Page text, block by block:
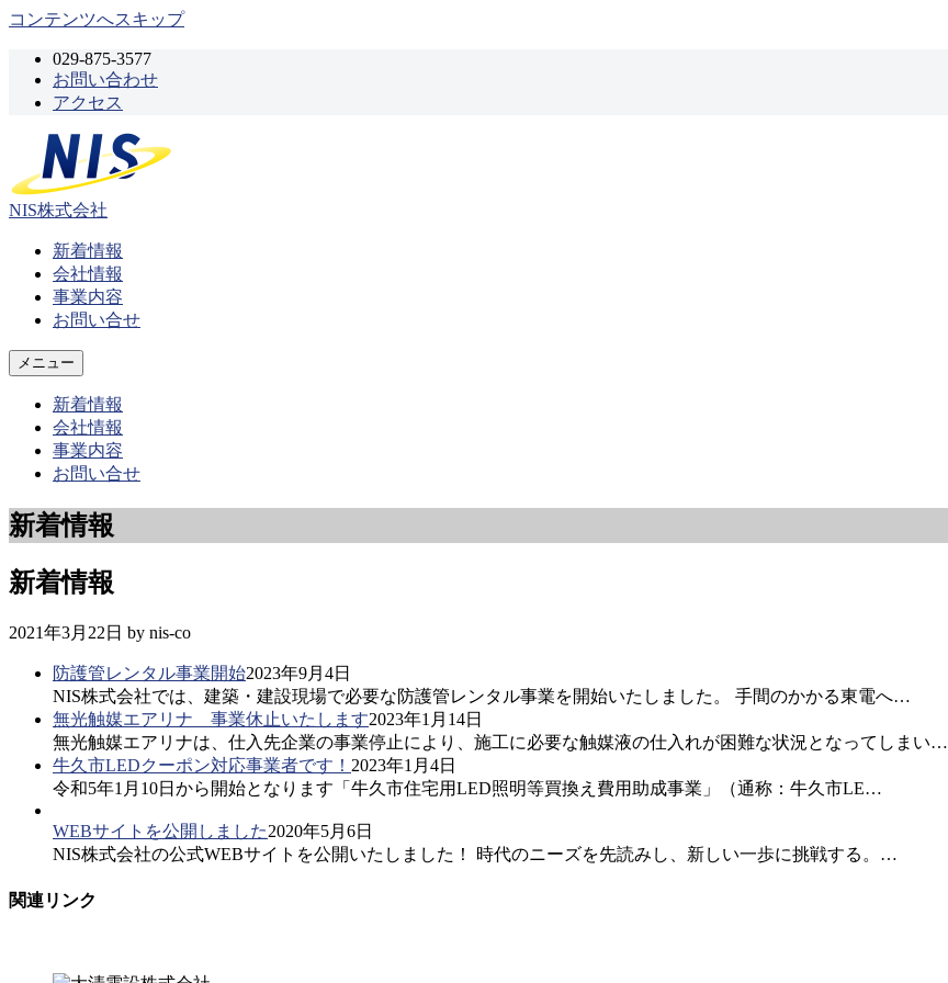
コンテンツへスキップ
029-875-3577
お問い合わせ
アクセス
NIS株式会社
新着情報
会社情報
事業内容
お問い合せ
メニュー
新着情報
会社情報
事業内容
お問い合せ
新着情報
新着情報
2021年3月22日 by nis-co
防護管レンタル事業開始2023年9月4日
NIS株式会社では、建築・建設現場で必要な防護管レンタル事業を開始いたしました。 手間のかかる東電へ…
無光触媒エアリナ 事業休止いたします2023年1月14日
無光触媒エアリナは、仕入先企業の事業停止により、施工に必要な触媒液の仕入れが困難な状況となってしまい…
牛久市LEDクーポン対応事業者です！ 2023年1月4日
令和5年1月10日から開始となります「牛久市住宅用LED照明等買換え費用助成事業」（通称：牛久市LE…
WEBサイトを公開しました2020年5月6日
NIS株式会社の公式WEBサイトを公開いたしました！ 時代のニーズを先読みし、新しい一歩に挑戦する。…
関連リンク